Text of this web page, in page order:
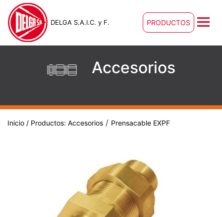
DELGA S.A.I.C. y F. PRODUCTOS
Accesorios
Inicio / Productos: Accesorios / Prensacable EXPF